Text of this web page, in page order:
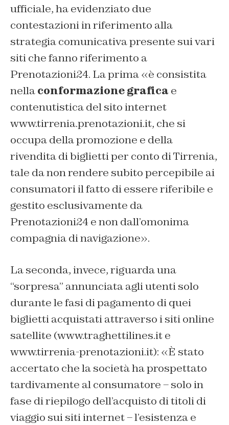
ufficiale, ha evidenziato due
contestazioni in riferimento alla
strategia comunicativa presente sui vari
siti che fanno riferimento a
Prenotazioni24. La prima «è consistita
nellaconformazione grafica e
contenutistica del sito internet
www.tirrenia.prenotazioni.it, che si
occupa della promozione e della
rivendita di biglietti per conto di Tirrenia,
tale da non rendere subito percepibile ai
consumatori il fatto di essere riferibile e
gestito esclusivamente da
Prenotazioni24 e non dall’omonima
compagnia di navigazione».
La seconda, invece, riguarda una
“sorpresa” annunciata agli utenti solo
durante le fasi di pagamento di quei
biglietti acquistati attraverso i siti online
satellite (www.traghettilines.it e
www.tirrenia-prenotazioni.it): «È stato
accertato che la società ha prospettato
tardivamente al consumatore – solo in
fase di riepilogo dell’acquisto di titoli di
viaggio sui siti internet – l’esistenza e